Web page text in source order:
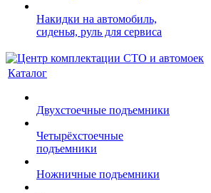
Накидки на автомобиль,
сиденья, руль для сервиса
Каталог
Двухстоечные подъемники
Четырёхстоечные
подъемники
Ножничные подъемники